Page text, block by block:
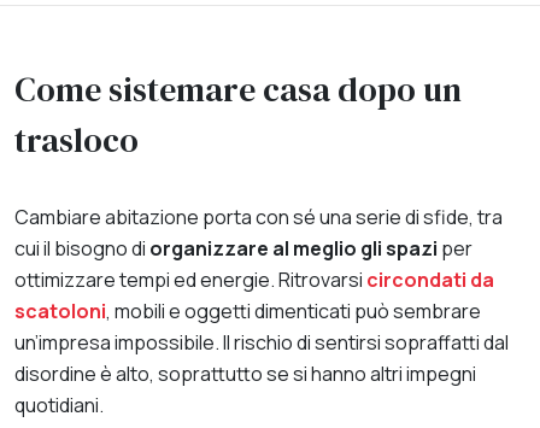
Come sistemare casa dopo un
trasloco
Cambiare abitazione porta con sé una serie di sfide, tra
cui il bisogno di organizzare al meglio gli spazi per
ottimizzare tempi ed energie. Ritrovarsi circondati da
scatoloni, mobili e oggetti dimenticati può sembrare
un’impresa impossibile. Il rischio di sentirsi sopraffatti dal
disordine è alto, soprattutto se si hanno altri impegni
quotidiani.